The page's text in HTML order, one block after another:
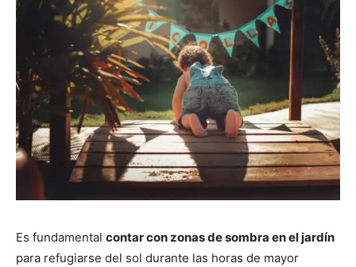
Es fundamental contar con zonas de sombra en el jardín
para refugiarse del sol durante las horas de mayor